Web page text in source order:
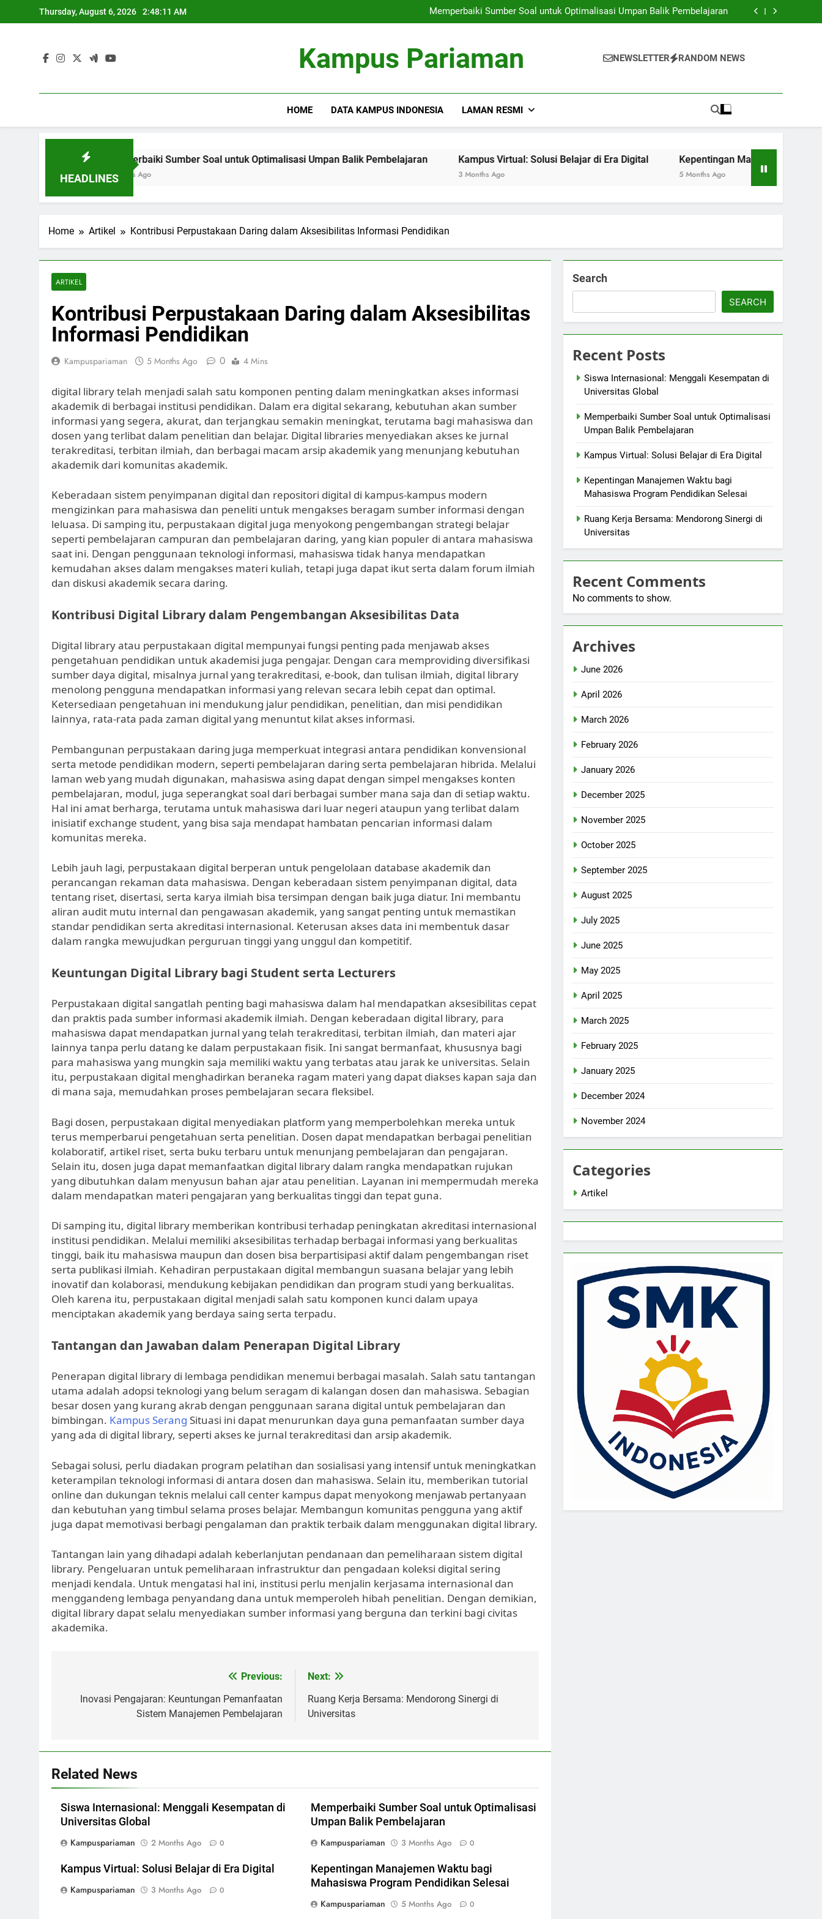
to
Thursday, August 6, 2026 2:48:11 AM
Memperbaiki Sumber Soal untuk Optimalisasi Umpan Balik Pembelajaran
Kampus Virtual: Solusi Belajar di Era Digital
Memperbaiki Sumber Soal untuk Optimalisasi Umpan Balik Pembelajaran
Kampus Virtual: Solusi Belajar di Era Digital
Kampus Pariaman NEWSLETTER RANDOM NEWS
HOME DATA KAMPUS INDONESIA LAMAN RESMI
HEADLINES
Memperbaiki Sumber Soal untuk Optimalisasi Umpan Balik Pembelajaran
3 Months Ago
Kampus Virtual: Solusi Belajar di Era Digital Kepentingan Manajemen Waktu bagi
Home Artikel Kontribusi Perpustakaan Daring dalam Aksesibilitas Informasi Pendidikan
ARTIKEL
Kontribusi Perpustakaan Daring dalam Aksesibilitas
Informasi Pendidikan
Kampuspariaman 5 Months Ago 0 4 Mins
digital library telah menjadi salah satu komponen penting dalam meningkatkan akses informasi
akademik di berbagai institusi pendidikan. Dalam era digital sekarang, kebutuhan akan sumber
informasi yang segera, akurat, dan terjangkau semakin meningkat, terutama bagi mahasiswa dan
dosen yang terlibat dalam penelitian dan belajar. Digital libraries menyediakan akses ke jurnal
terakreditasi, terbitan ilmiah, dan berbagai macam arsip akademik yang menunjang kebutuhan
akademik dari komunitas akademik.
Keberadaan sistem penyimpanan digital dan repositori digital di kampus-kampus modern
mengizinkan para mahasiswa dan peneliti untuk mengakses beragam sumber informasi dengan
leluasa. Di samping itu, perpustakaan digital juga menyokong pengembangan strategi belajar
seperti pembelajaran campuran dan pembelajaran daring, yang kian populer di antara mahasiswa
saat ini. Dengan penggunaan teknologi informasi, mahasiswa tidak hanya mendapatkan
kemudahan akses dalam mengakses materi kuliah, tetapi juga dapat ikut serta dalam forum ilmiah
dan diskusi akademik secara daring.
Kontribusi Digital Library dalam Pengembangan Aksesibilitas Data
Digital library atau perpustakaan digital mempunyai fungsi penting pada menjawab akses
pengetahuan pendidikan untuk akademisi juga pengajar. Dengan cara memproviding diversifikasi
sumber daya digital, misalnya jurnal yang terakreditasi, e-book, dan tulisan ilmiah, digital library
menolong pengguna mendapatkan informasi yang relevan secara lebih cepat dan optimal.
Ketersediaan pengetahuan ini mendukung jalur pendidikan, penelitian, dan misi pendidikan
lainnya, rata-rata pada zaman digital yang menuntut kilat akses informasi.
Pembangunan perpustakaan daring juga memperkuat integrasi antara pendidikan konvensional
serta metode pendidikan modern, seperti pembelajaran daring serta pembelajaran hibrida. Melalui
laman web yang mudah digunakan, mahasiswa asing dapat dengan simpel mengakses konten
pembelajaran, modul, juga seperangkat soal dari berbagai sumber mana saja dan di setiap waktu.
Hal ini amat berharga, terutama untuk mahasiswa dari luar negeri ataupun yang terlibat dalam
inisiatif exchange student, yang bisa saja mendapat hambatan pencarian informasi dalam
komunitas mereka.
Lebih jauh lagi, perpustakaan digital berperan untuk pengelolaan database akademik dan
perancangan rekaman data mahasiswa. Dengan keberadaan sistem penyimpanan digital, data
tentang riset, disertasi, serta karya ilmiah bisa tersimpan dengan baik juga diatur. Ini membantu
aliran audit mutu internal dan pengawasan akademik, yang sangat penting untuk memastikan
standar pendidikan serta akreditasi internasional. Keterusan akses data ini membentuk dasar
dalam rangka mewujudkan perguruan tinggi yang unggul dan kompetitif.
Keuntungan Digital Library bagi Student serta Lecturers
Perpustakaan digital sangatlah penting bagi mahasiswa dalam hal mendapatkan aksesibilitas cepat
dan praktis pada sumber informasi akademik ilmiah. Dengan keberadaan digital library, para
mahasiswa dapat mendapatkan jurnal yang telah terakreditasi, terbitan ilmiah, dan materi ajar
lainnya tanpa perlu datang ke dalam perpustakaan fisik. Ini sangat bermanfaat, khususnya bagi
para mahasiswa yang mungkin saja memiliki waktu yang terbatas atau jarak ke universitas. Selain
itu, perpustakaan digital menghadirkan beraneka ragam materi yang dapat diakses kapan saja dan
di mana saja, memudahkan proses pembelajaran secara fleksibel.
Bagi dosen, perpustakaan digital menyediakan platform yang memperbolehkan mereka untuk
terus memperbarui pengetahuan serta penelitian. Dosen dapat mendapatkan berbagai penelitian
kolaboratif, artikel riset, serta buku terbaru untuk menunjang pembelajaran dan pengajaran.
Selain itu, dosen juga dapat memanfaatkan digital library dalam rangka mendapatkan rujukan
yang dibutuhkan dalam menyusun bahan ajar atau penelitian. Layanan ini mempermudah mereka
dalam mendapatkan materi pengajaran yang berkualitas tinggi dan tepat guna.
Di samping itu, digital library memberikan kontribusi terhadap peningkatan akreditasi internasional
institusi pendidikan. Melalui memiliki aksesibilitas terhadap berbagai informasi yang berkualitas
tinggi, baik itu mahasiswa maupun dan dosen bisa berpartisipasi aktif dalam pengembangan riset
serta publikasi ilmiah. Kehadiran perpustakaan digital membangun suasana belajar yang lebih
inovatif dan kolaborasi, mendukung kebijakan pendidikan dan program studi yang berkualitas.
Oleh karena itu, perpustakaan digital menjadi salah satu komponen kunci dalam upaya
menciptakan akademik yang berdaya saing serta terpadu.
Tantangan dan Jawaban dalam Penerapan Digital Library
Penerapan digital library di lembaga pendidikan menemui berbagai masalah. Salah satu tantangan
utama adalah adopsi teknologi yang belum seragam di kalangan dosen dan mahasiswa. Sebagian
besar dosen yang kurang akrab dengan penggunaan sarana digital untuk pembelajaran dan
bimbingan. Kampus Serang Situasi ini dapat menurunkan daya guna pemanfaatan sumber daya
yang ada di digital library, seperti akses ke jurnal terakreditasi dan arsip akademik.
Sebagai solusi, perlu diadakan program pelatihan dan sosialisasi yang intensif untuk meningkatkan
keterampilan teknologi informasi di antara dosen dan mahasiswa. Selain itu, memberikan tutorial
online dan dukungan teknis melalui call center kampus dapat menyokong menjawab pertanyaan
dan kebutuhan yang timbul selama proses belajar. Membangun komunitas pengguna yang aktif
juga dapat memotivasi berbagi pengalaman dan praktik terbaik dalam menggunakan digital library.
Tantangan lain yang dihadapi adalah keberlanjutan pendanaan dan pemeliharaan sistem digital
library. Pengeluaran untuk pemeliharaan infrastruktur dan pengadaan koleksi digital sering
menjadi kendala. Untuk mengatasi hal ini, institusi perlu menjalin kerjasama internasional dan
menggandeng lembaga penyandang dana untuk memperoleh hibah penelitian. Dengan demikian,
digital library dapat selalu menyediakan sumber informasi yang berguna dan terkini bagi civitas
akademika.
navigation
Previous:
Inovasi Pengajaran: Keuntungan Pemanfaatan
Sistem Manajemen Pembelajaran
Next:
Ruang Kerja Bersama: Mendorong Sinergi di
Universitas
Related News
Siswa Internasional: Menggali Kesempatan di
Universitas Global
Kampuspariaman
2 Months Ago 0
Memperbaiki Sumber Soal untuk Optimalisasi
Umpan Balik Pembelajaran
Kampuspariaman
3 Months Ago 0
Kampus Virtual: Solusi Belajar di Era Digital
Kampuspariaman
3 Months Ago 0
Kepentingan Manajemen Waktu bagi
Mahasiswa Program Pendidikan Selesai
Kampuspariaman
5 Months Ago 0
Search
SEARCH
Recent Posts
Siswa Internasional: Menggali Kesempatan di
Universitas Global
Memperbaiki Sumber Soal untuk Optimalisasi
Umpan Balik Pembelajaran
Kampus Virtual: Solusi Belajar di Era Digital
Kepentingan Manajemen Waktu bagi
Mahasiswa Program Pendidikan Selesai
Ruang Kerja Bersama: Mendorong Sinergi di
Universitas
Recent Comments
No comments to show.
Archives
June 2026
April 2026
March 2026
February 2026
January 2026
December 2025
November 2025
October 2025
September 2025
August 2025
July 2025
June 2025
May 2025
April 2025
March 2025
February 2025
January 2025
December 2024
November 2024
Categories
Artikel